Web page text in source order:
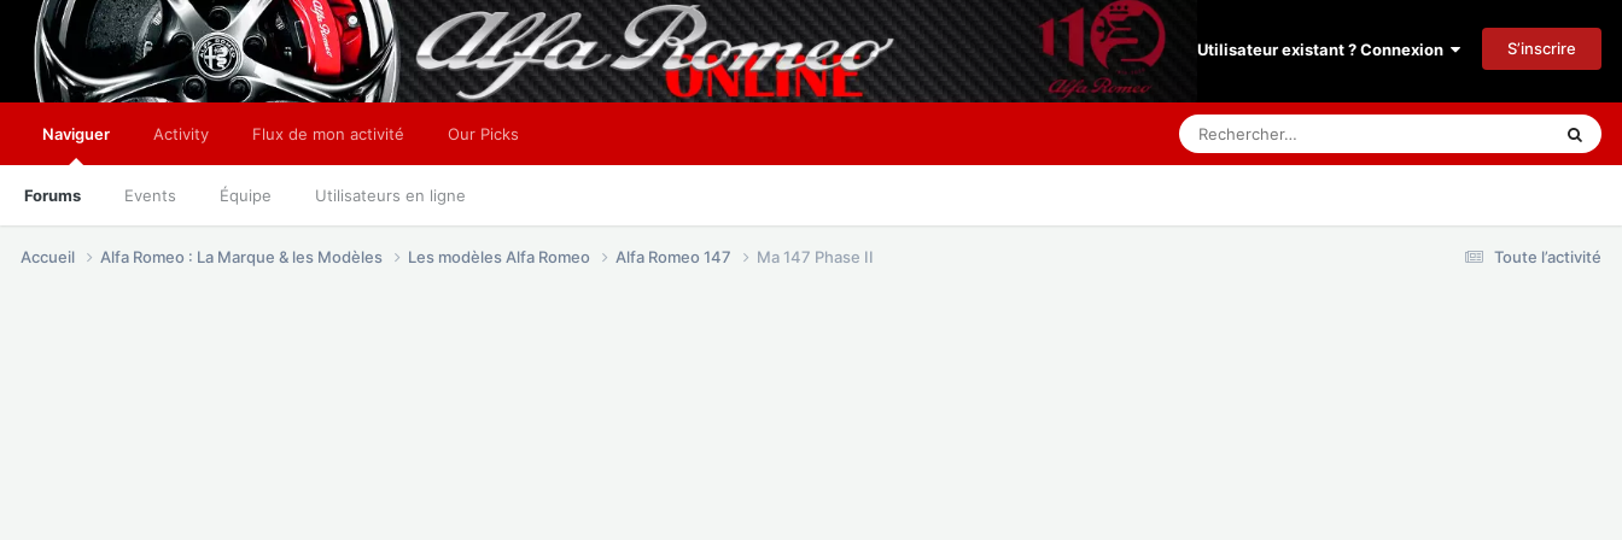
Utilisateur existant ? Connexion S’inscrire
Naviguer
Forums Events Équipe Utilisateurs en ligne
Activity Flux de mon activité Our Picks
Toute l’activité
Accueil Alfa Romeo : La Marque & les Modèles Les modèles Alfa Romeo Alfa Romeo 147 Ma 147 Phase II